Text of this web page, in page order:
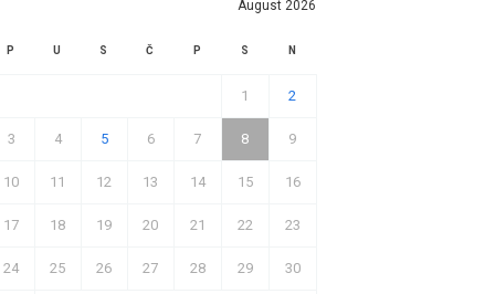
August 2026
P U S Č P S N
1 2
3 4 5 6 7 8 9
10 11 12 13 14 15 16
17 18 19 20 21 22 23
24 25 26 27 28 29 30